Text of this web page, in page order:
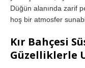
Düğün alanında zarif
hoş bir atmosfer
Kır Bahçesi
Güzelliklerle